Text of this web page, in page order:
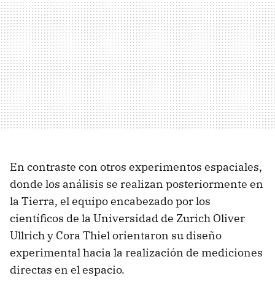
En contraste con otros experimentos espaciales,
donde los análisis se realizan posteriormente en
la Tierra, el equipo encabezado por los
científicos de la Universidad de Zurich Oliver
Ullrich y Cora Thiel orientaron su diseño
experimental hacia la realización de mediciones
directas en el espacio.